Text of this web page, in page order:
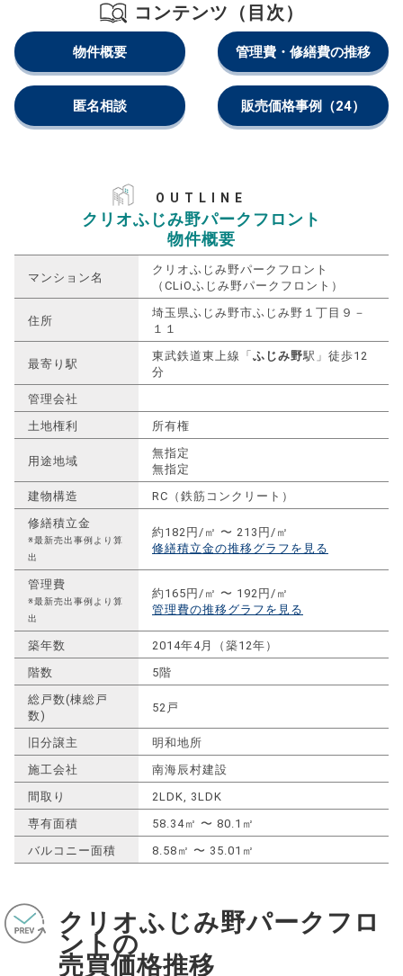
コンテンツ（目次）
物件概要 管理費・修繕費の推移
匿名相談 販売価格事例 （24）
OUTLINE
クリオふじみ野パークフロント
物件概要
マンション名
クリオふじみ野パークフロント
（CLiOふじみ野パークフロント）
住所
埼玉県ふじみ野市ふじみ野１丁目９－
１１
最寄り駅
東武鉄道東上線「ふじみ野駅」徒歩12
分
管理会社
土地権利
所有権
用途地域
無指定
無指定
建物構造
RC（鉄筋コンクリート）
修繕積立金
※最新売出事例より算
出
約182円/㎡ 〜 213円/㎡
修繕積立金の推移グラフを見る
管理費
※最新売出事例より算
出
約165円/㎡ 〜 192円/㎡
管理費の推移グラフを見る
築年数
2014年4月（築12年）
階数
5階
総戸数(棟総戸
数)
52戸
旧分譲主
明和地所
施工会社
南海辰村建設
間取り
2LDK, 3LDK
専有面積
58.34㎡ 〜 80.1㎡
バルコニー面積
8.58㎡ 〜 35.01㎡
クリオふじみ野パークフロ
ントの
売買価格推移